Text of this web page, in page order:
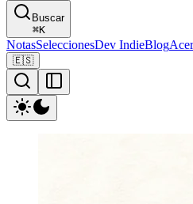
Buscar
⌘K
NotasSeleccionesDev IndieBlog
🇪🇸